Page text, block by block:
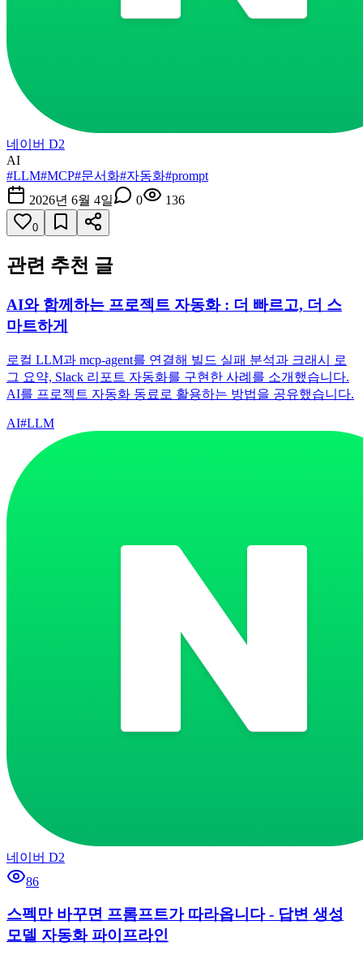
네이버 D2
AI
#LLM#MCP#문서화#자동화#prompt
2026년 6월 4일
0 136
0
관련 추천 글
AI와 함께하는 프로젝트 자동화 : 더 빠르고, 더 스
마트하게
로컬 LLM과 mcp-agent를 연결해 빌드 실패 분석과 크래시 로
그 요약, Slack 리포트 자동화를 구현한 사례를 소개했습니다.
AI를 프로젝트 자동화 동료로 활용하는 방법을 공유했습니다.
AI#LLM
네이버 D2
86
스펙만 바꾸면 프롬프트가 따라옵니다 - 답변 생성
모델 자동화 파이프라인